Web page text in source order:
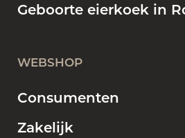
Geboorte eierkoek in
WEBSHOP
Consumenten
Zakelijk